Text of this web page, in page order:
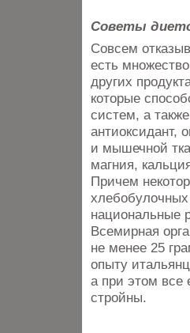
Советы
Совсем
есть
других
которые
систем, а
антиоксидант,
и мышечной
магния,
Причем
национальные
Всемирная
не менее 25
опыту
а при этом все
стройны.